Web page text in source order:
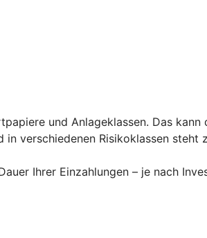
und Anlageklassen. Das
verschiedenen Risikoklassen steht
Ihrer Einzahlungen – je nach